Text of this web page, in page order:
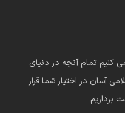
تمام آنچه در دنیای
آسان در اختیار شما قرار
برداریم